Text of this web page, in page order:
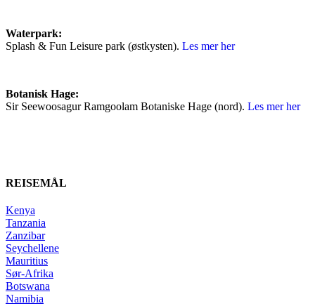
Waterpark:
Splash & Fun Leisure park (østkysten). Les mer her
Botanisk Hage:
Sir Seewoosagur Ramgoolam Botaniske Hage (nord). Les mer her
REISEMÅL
Kenya
Tanzania
Zanzibar
Seychellene
Mauritius
Sør-Afrika
Botswana
Namibia